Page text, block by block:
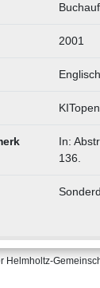
2001
Englisch
In:
136.
Helmholtz-